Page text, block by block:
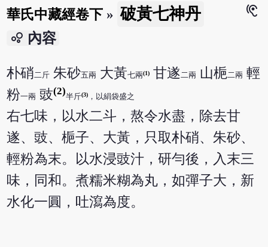
華氏中藏經卷下 » 破黃七神丹
hearing
bubble_chart 內容
朴硝二斤 朱砂五兩 大黃七兩(1) 甘遂二兩 山梔二兩 輕
粉一兩 豉(2)
半斤(3) ，以絹袋盛之
右七味，以水二斗，熬令水盡，除去甘
遂、豉、梔子、大黃，只取朴硝、朱砂、
輕粉為末。以水浸豉汁，研勻後，入末三
味，同和。煮糯米糊為丸，如彈子大，新
水化一圓，吐瀉為度。